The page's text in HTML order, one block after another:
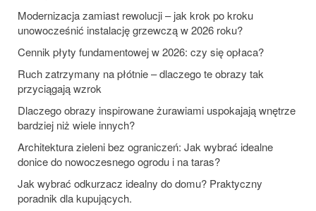
Modernizacja zamiast rewolucji – jak krok po kroku
unowocześnić instalację grzewczą w 2026 roku?
Cennik płyty fundamentowej w 2026: czy się opłaca?
Ruch zatrzymany na płótnie – dlaczego te obrazy tak
przyciągają wzrok
Dlaczego obrazy inspirowane żurawiami uspokajają wnętrze
bardziej niż wiele innych?
Architektura zieleni bez ograniczeń: Jak wybrać idealne
donice do nowoczesnego ogrodu i na taras?
Jak wybrać odkurzacz idealny do domu? Praktyczny
poradnik dla kupujących.